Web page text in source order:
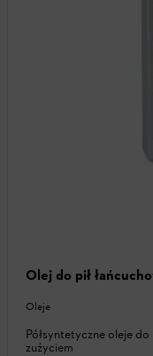
Olej do pił
Oleje
Półsyntetyczne oleje
zużyciem